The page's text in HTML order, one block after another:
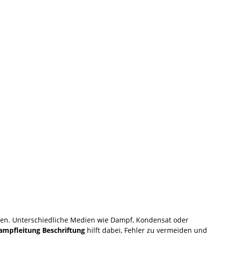
Unterschiedliche Medien wie Dampf, Kondensat oder
Beschriftung hilft dabei, Fehler zu vermeiden und